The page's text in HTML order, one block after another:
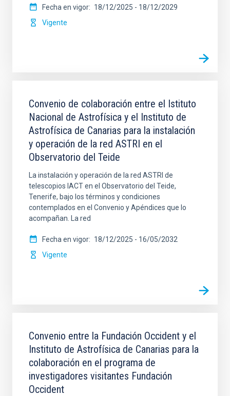
Fecha en vigor 18/12/2025 - 18/12/2029
Vigente
Convenio de colaboración entre el Istituto
Nacional de Astrofísica y el Instituto de
Astrofísica de Canarias para la instalación
y operación de la red ASTRI en el
Observatorio del Teide
La instalación y operación de la red ASTRI de
telescopios IACT en el Observatorio del Teide,
Tenerife, bajo los términos y condiciones
contemplados en el Convenio y Apéndices que lo
acompañan. La red
Fecha en vigor 18/12/2025 - 16/05/2032
Vigente
Convenio entre la Fundación Occident y el
Instituto de Astrofísica de Canarias para la
colaboración en el programa de
investigadores visitantes Fundación
Occident